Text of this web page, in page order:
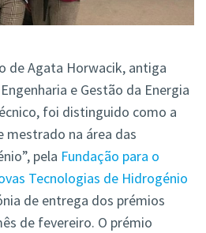
de Agata Horwacik, antiga
e Gestão da Energia
foi distinguido como a
mestrado na área das
pela Fundação para o
Tecnologias de Hidrogénio
de entrega dos prémios
de fevereiro. O prémio